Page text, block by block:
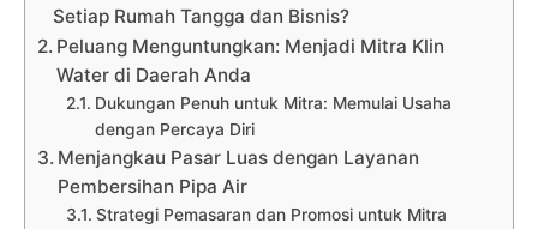
Setiap Rumah Tangga dan Bisnis?
Peluang Menguntungkan: Menjadi Mitra Klin
Water di Daerah Anda
Dukungan Penuh untuk Mitra: Memulai Usaha
dengan Percaya Diri
Menjangkau Pasar Luas dengan Layanan
Pembersihan Pipa Air
Strategi Pemasaran dan Promosi untuk Mitra